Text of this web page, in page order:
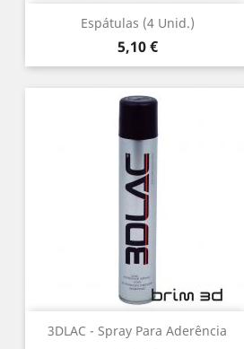
Espátulas (4 Unid.)
Preço
5,10 €
3DLAC - Spray Para Aderência